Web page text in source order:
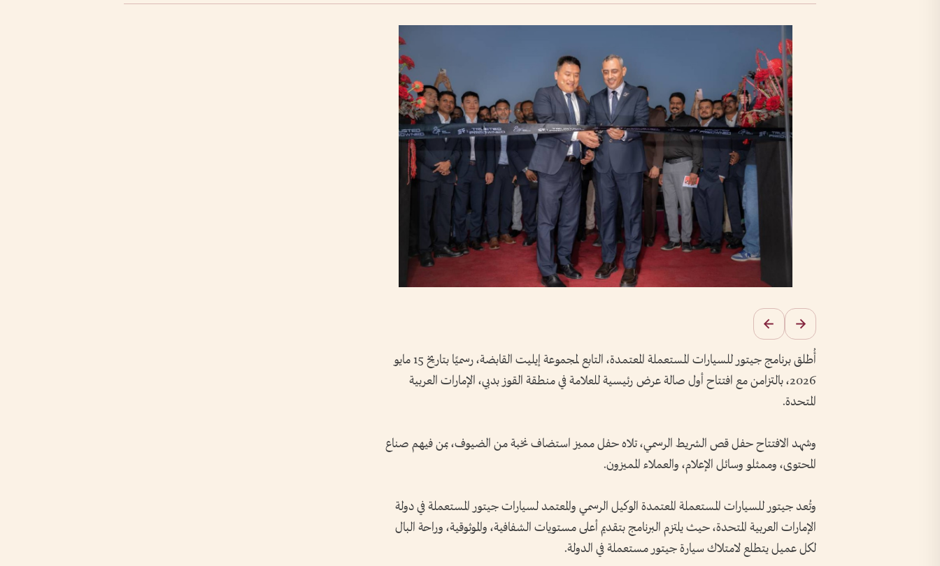
أُطلق برنامج جيتور للسيارات المستعملة المعتمدة، التابع لمجموعة إيليت القابضة، رسميًا بتاريخ 15 مايو
2026، بالتزامن مع افتتاح أول صالة عرض رئيسية للعلامة في منطقة القوز بدبي، الإمارات العربية
المتحدة.
وشهد الافتتاح حفل قص الشريط الرسمي، تلاه حفل مميز استضاف نخبة من الضيوف، بمن فيهم صناع
المحتوى، وممثلو وسائل الإعلام، والعملاء المميزون.
وتُعد جيتور للسيارات المستعملة المعتمدة الوكيل الرسمي والمعتمد لسيارات جيتور المستعملة في دولة
الإمارات العربية المتحدة، حيث يلتزم البرنامج بتقديم أعلى مستويات الشفافية، والموثوقية، وراحة البال
لكل عميل يتطلع لامتلاك سيارة جيتور مستعملة في الدولة.